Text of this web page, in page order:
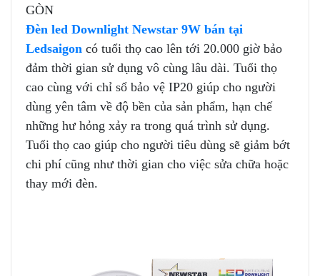
Đèn led Downlight Newstar 9W bán tại
Ledsaigon có tuổi thọ cao lên tới 20.000 giờ bảo
đảm thời gian sử dụng vô cùng lâu dài. Tuổi thọ
cao cùng với chỉ sổ bảo vệ IP20 giúp cho người
dùng yên tâm về độ bền của sản phẩm, hạn chế
những hư hỏng xảy ra trong quá trình sử dụng.
Tuổi thọ cao giúp cho người tiêu dùng sẽ giảm bớt
chi phí cũng như thời gian cho việc sửa chữa hoặc
thay mới đèn.